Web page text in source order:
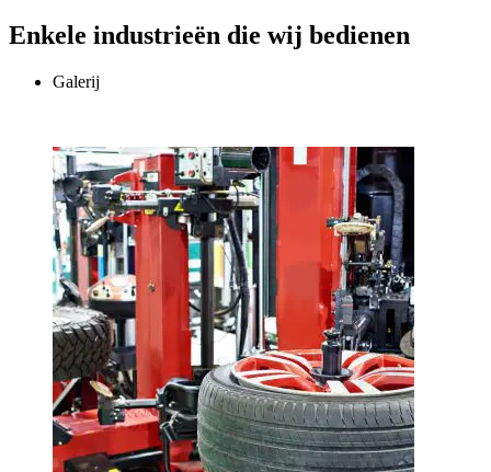
Enkele industrieën die wij bedienen
Galerij